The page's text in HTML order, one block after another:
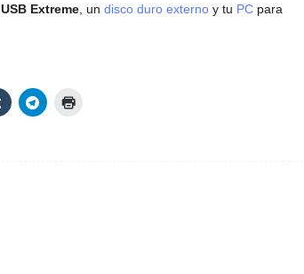
USB Extreme, un disco duro externoy tu PCpara